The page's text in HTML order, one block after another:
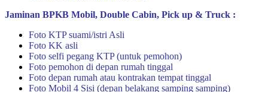
Jaminan BPKB Mobil, Double Cabin, Pick up & Truck :
Foto KTP suami/istri Asli
Foto KK asli
Foto selfi pegang KTP (untuk pemohon)
Foto pemohon di depan rumah tinggal
Foto depan rumah atau kontrakan tempat tinggal
Foto Mobil 4 Sisi (depan belakang samping samping)